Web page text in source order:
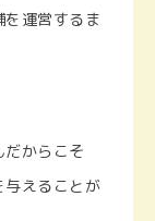
運営するま
からこそ
与えることが